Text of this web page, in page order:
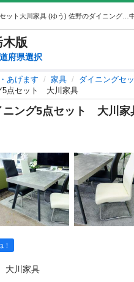
木版
府県選択
あげます 家具 ダイニングセ
5点セット 大川家具
ニング5点セット 大川家
！
大川家具